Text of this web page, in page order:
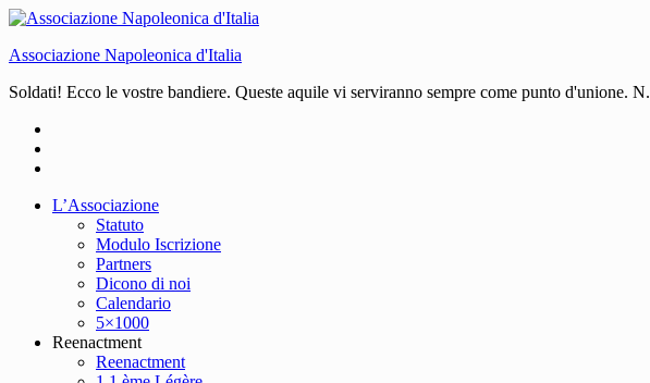
Associazione Napoleonica d'Italia
Soldati! Ecco le vostre bandiere. Queste aquile vi serviranno sempre come punto d'unione. N.
L’Associazione
Statuto
Modulo Iscrizione
Partners
Dicono di noi
Calendario
5×1000
Reenactment
Reenactment